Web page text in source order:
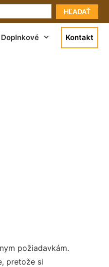
HĽADAŤ
Doplnkové Kontakt
požiadavkám.
pretože si